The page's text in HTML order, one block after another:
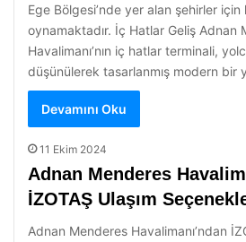
Ege Bölgesi’nde yer alan şehirler
oynamaktadır. İç Hatlar Geliş Adnan
Havalimanı’nın iç hatlar terminali,
düşünülerek tasarlanmış modern bir
Devamını Oku
11 Ekim 2024
Adnan Menderes
İZOTAŞ Ulaşım
Adnan Menderes Havalimanı’ndan